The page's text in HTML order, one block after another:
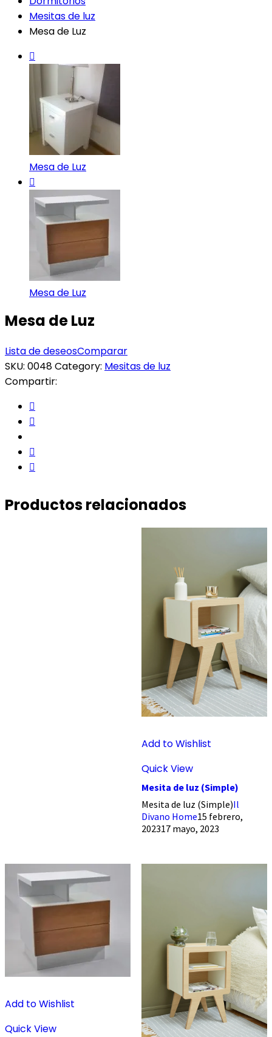
Mesitas de luz
Mesa de Luz
Mesa de Luz
Mesa de Luz
Mesa de Luz
Lista de deseosComparar
SKU: 0048Category: Mesitas de luz
Compartir:
Productos relacionados
Add to Wishlist
Quick View
Mesita de luz (Simple)
Mesita de luz (Simple)Il
Divano Home15 febrero,
202317 mayo, 2023
Add to Wishlist
Quick View